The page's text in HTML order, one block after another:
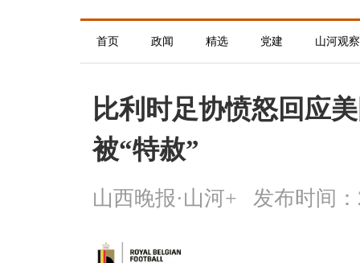
首页 政闻 精选 党建 山河观察
比利时足协愤怒回应
被“特赦”
山西晚报·山河+ 发布时间：